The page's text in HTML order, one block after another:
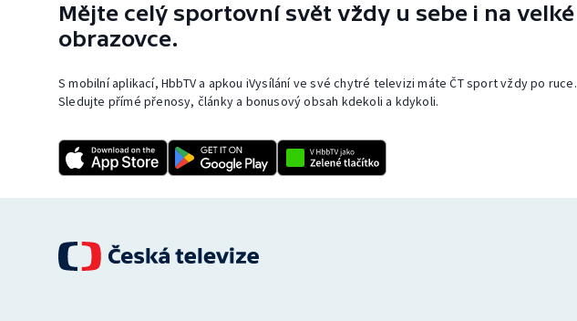
Mějte celý sportovní svět vždy u sebe i na velké
obrazovce.
S mobilní aplikací, HbbTV a apkou iVysílání ve své chytré televizi máte ČT sport vždy po ruce.
Sledujte přímé přenosy, články a bonusový obsah kdekoli a kdykoli.